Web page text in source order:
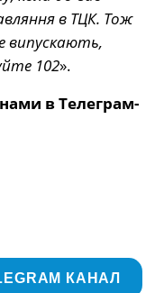
в ТЦК. Тож
випускають,
102».
в Телеграм-
КАНАЛ